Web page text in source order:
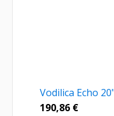
Vodilica Echo
190,86 €